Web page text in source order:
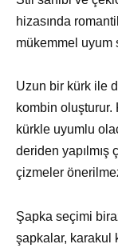
hizasında
mükemmel uyum
Uzun bir kürk ile
kombin
kürkle uyumlu
deriden
çizmeler
Şapka seçimi
şapkalar, karakul